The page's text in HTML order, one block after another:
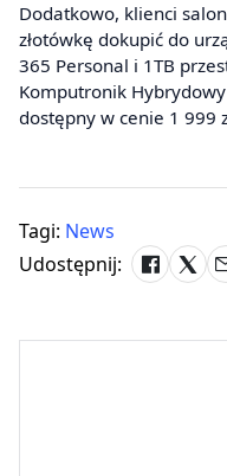
Dodatkowo, klienci
złotówkę dokupić do
365 Personal i 1TB
Komputronik
dostępny w cenie 1 999
Tagi: News
Udostępnij: